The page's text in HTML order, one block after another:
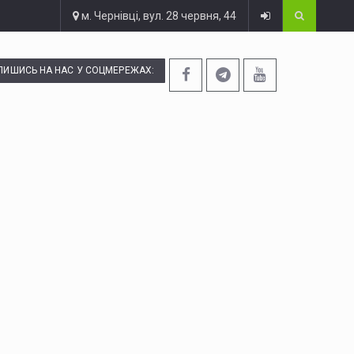
м. Чернівці, вул. 28 червня, 44
НА НАС У СОЦМЕРЕЖАХ: